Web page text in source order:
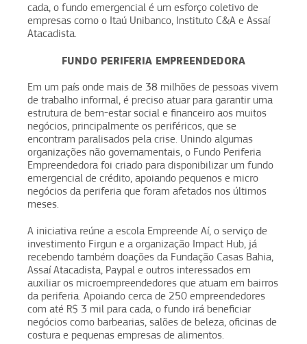
cada, o fundo emergencial é um esforço coletivo de
empresas como o Itaú Unibanco, Instituto C&A e Assaí
Atacadista.
FUNDO PERIFERIA EMPREENDEDORA
Em um país onde mais de 38 milhões de pessoas vivem
de trabalho informal, é preciso atuar para garantir uma
estrutura de bem-estar social e financeiro aos muitos
negócios, principalmente os periféricos, que se
encontram paralisados pela crise. Unindo algumas
organizações não governamentais, o Fundo Periferia
Empreendedora foi criado para disponibilizar um fundo
emergencial de crédito, apoiando pequenos e micro
negócios da periferia que foram afetados nos últimos
meses.
A iniciativa reúne a escola Empreende Aí, o serviço de
investimento Firgun e a organização Impact Hub, já
recebendo também doações da Fundação Casas Bahia,
Assaí Atacadista, Paypal e outros interessados em
auxiliar os microempreendedores que atuam em bairros
da periferia. Apoiando cerca de 250 empreendedores
com até R$ 3 mil para cada, o fundo irá beneficiar
negócios como barbearias, salões de beleza, oficinas de
costura e pequenas empresas de alimentos.